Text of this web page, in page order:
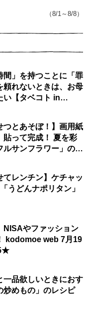
（8/1～8/8）
間」を持つことに「罪
頼れないときは、お母
い【タベコト in
つとあそぼ！】画用紙
貼って完成！ 夏を彩
ルサンフラワー」の作
てレンチン】ケチャッ
うどんナポリタン」
NISAやファッション
kodomoe web 7月19
一品欲しいときにおす
炒めもの」のレシピ